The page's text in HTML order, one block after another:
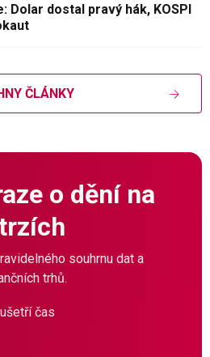
Dolar dostal pravý hák, KOSPI
ČLÁNKY
o dění na
souhrnu dat a
trhů.
čas